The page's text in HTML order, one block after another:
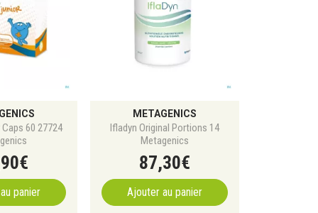
60 27724
90€
panier
METAGENICS
Ifladyn Original Portions 14
Metagenics
87,30€
Ajouter au panier